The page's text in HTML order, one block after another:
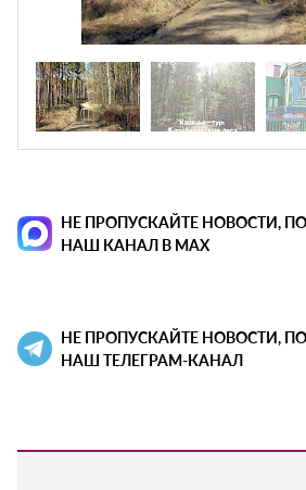
НЕ ПРОПУСКАЙТЕ НОВОСТИ,
НАШ КАНАЛ В MAX
НЕ ПРОПУСКАЙТЕ НОВОСТИ,
НАШ ТЕЛЕГРАМ-КАНАЛ